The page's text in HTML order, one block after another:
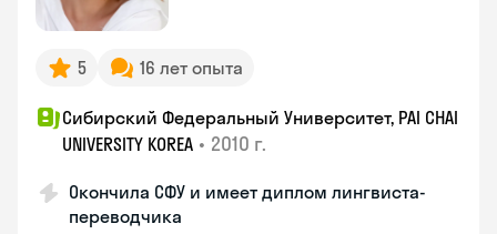
5 16 лет опыта
Сибирский Федеральный Университет, PAI CHAI
UNIVERSITY KOREA • 2010 г.
Окончила СФУ и имеет диплом лингвиста-
переводчика